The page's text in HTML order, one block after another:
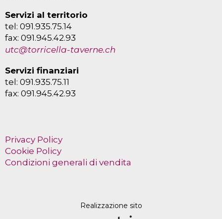
Servizi al territorio
tel: 091.935.75.14
fax: 091.945.42.93
utc@torricella-taverne.ch
Servizi finanziari
tel: 091.935.75.11
fax: 091.945.42.93
Privacy Policy
Cookie Policy
Condizioni generali di vendita
Realizzazione sito